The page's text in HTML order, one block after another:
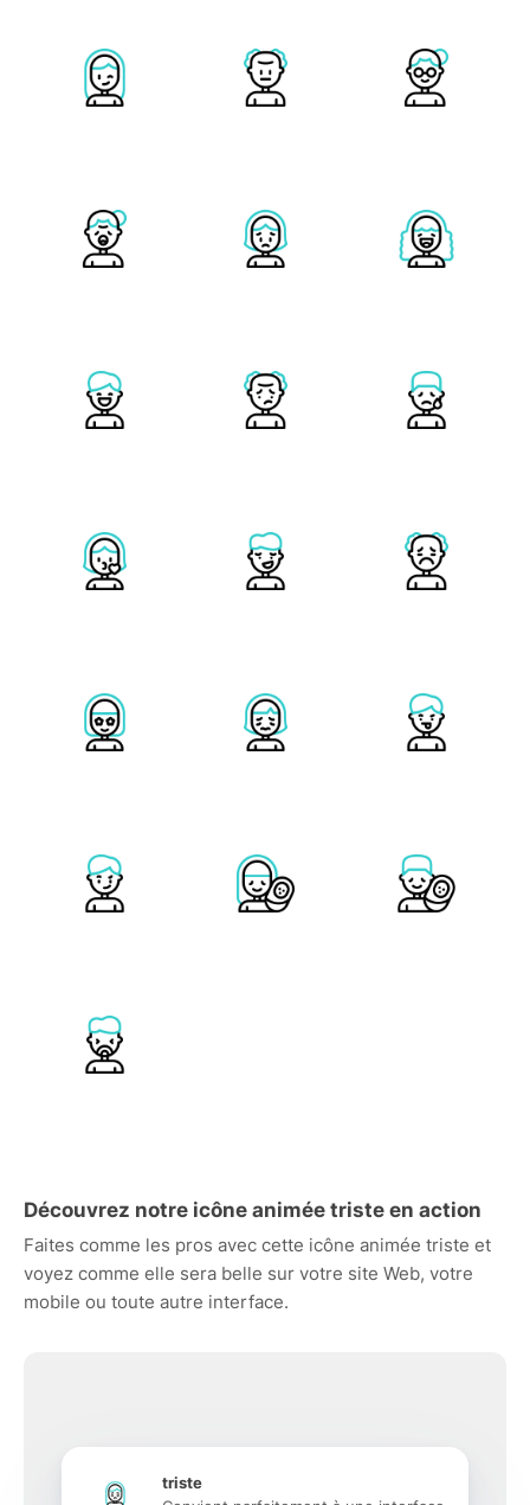
Découvrez notre icône animée triste en action
Faites comme les pros avec cette icône animée triste et
voyez comme elle sera belle sur votre site Web, votre
mobile ou toute autre interface.
triste